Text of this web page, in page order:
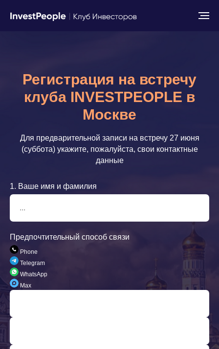
Регистрация на встречу
клуба INVESTPEOPLE в
Москве
Для предварительной записи на встречу 27 июня
(суббота) укажите, пожалуйста, свои контактные
данные
1. Ваше имя и фамилия
Предпочтительный способ связи
Phone
Telegram
WhatsApp
Max